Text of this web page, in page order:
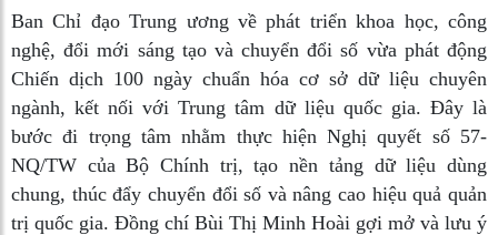
Ban Chỉ đạo Trung ương về phát triển khoa học, công
nghệ, đổi mới sáng tạo và chuyển đổi số vừa phát động
Chiến dịch 100 ngày chuẩn hóa cơ sở dữ liệu chuyên
ngành, kết nối với Trung tâm dữ liệu quốc gia. Đây là
bước đi trọng tâm nhằm thực hiện Nghị quyết số 57-
NQ/TW của Bộ Chính trị, tạo nền tảng dữ liệu dùng
chung, thúc đẩy chuyển đổi số và nâng cao hiệu quả quản
trị quốc gia. Đồng chí Bùi Thị Minh Hoài gợi mở và lưu ý